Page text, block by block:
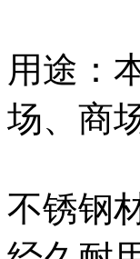
用途：
场、商
不锈钢